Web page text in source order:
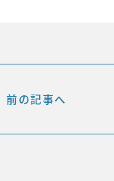
前の記事へ